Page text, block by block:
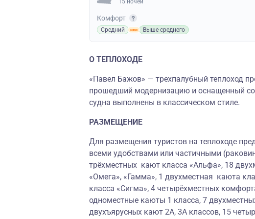
15 ночей
Комфорт
Средний Выше среднего
О ТЕПЛОХОДЕ
«Павел Бажов» — трехпалубный теплоход
прошедший модернизацию и оснащенный
судна выполнены в классическом стиле.
РАЗМЕЩЕНИЕ
Для размещения туристов на теплоходе
всеми удобствами или частичными
трёхместных кают класса «Альфа», 18
«Омега», «Гамма», 1 двухместная каюта
класса «Сигма», 4 четырёхместных
одноместные каюты 1 класса, 7
двухъярусных кают 2А, 3А классов, 15